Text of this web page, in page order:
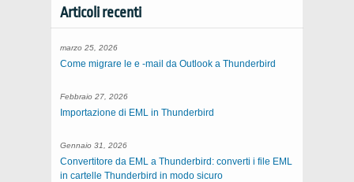
Articoli recenti
marzo 25, 2026
Come migrare le e -mail da Outlook a Thunderbird
Febbraio 27, 2026
Importazione di EML in Thunderbird
Gennaio 31, 2026
Convertitore da EML a Thunderbird: converti i file EML
in cartelle Thunderbird in modo sicuro